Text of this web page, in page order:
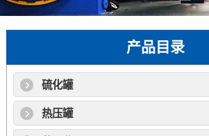
产品目录
硫化罐
热压罐